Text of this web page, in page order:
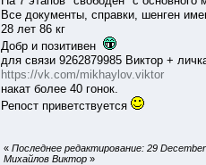
Все документы, справки, шенген
28 лет 86 кг
Добр и позитивен
для связи 9262879985 Виктор +
https://vk.com/mikhaylov.viktor
накат более 40 гонок.
Репост приветствуется
« Последнее редактирование: 29
Михайлов Виктор »